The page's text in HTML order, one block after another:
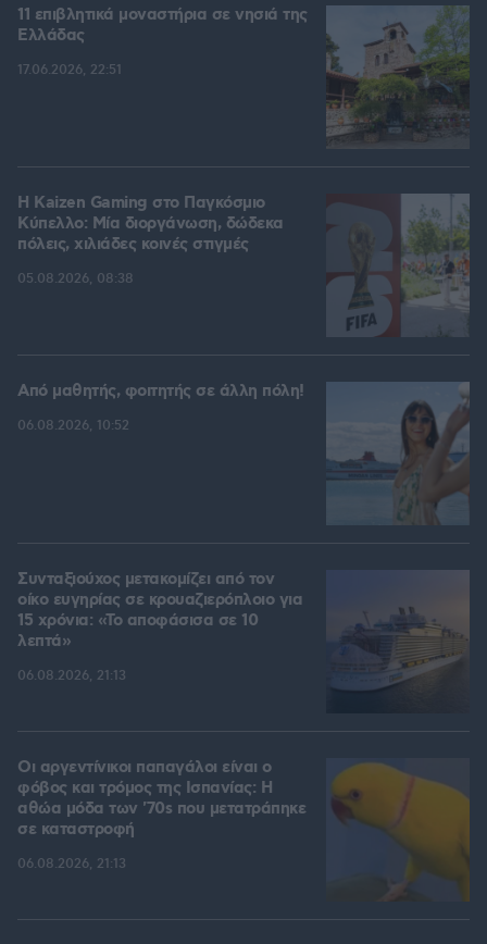
11 επιβλητικά μοναστήρια σε νησιά της
Ελλάδας
17.06.2026, 22:51
H Kaizen Gaming στο Παγκόσμιο
Kύπελλο: Μία διοργάνωση, δώδεκα
πόλεις, χιλιάδες κοινές στιγμές
05.08.2026, 08:38
Από μαθητής, φοιτητής σε άλλη πόλη!
06.08.2026, 10:52
Συνταξιούχος μετακομίζει από τον
οίκο ευγηρίας σε κρουαζιερόπλοιο για
15 χρόνια: «Το αποφάσισα σε 10
λεπτά»
06.08.2026, 21:13
Οι αργεντίνικοι παπαγάλοι είναι ο
φόβος και τρόμος της Ισπανίας: Η
αθώα μόδα των '70s που μετατράπηκε
σε καταστροφή
06.08.2026, 21:13